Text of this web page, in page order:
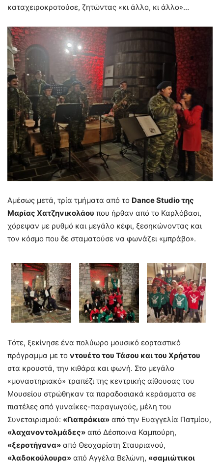
καταχειροκροτούσε, ζητώντας «κι άλλο, κι άλλο»…
Αμέσως μετά, τρία τμήματα από το Dance Studio της
Μαρίας Χατζηνικολάου που ήρθαν από το Καρλόβασι,
χόρεψαν με ρυθμό και μεγάλο κέφι, ξεσηκώνοντας και
τον κόσμο που δε σταματούσε να φωνάζει «μπράβο».
Τότε, ξεκίνησε ένα πολύωρο μουσικό εορταστικό
πρόγραμμα με το ντουέτο του Τάσου και του Χρήστου
στα κρουστά, την κιθάρα και φωνή. Στο μεγάλο
«μοναστηριακό» τραπέζι της κεντρικής αίθουσας του
Μουσείου στρώθηκαν τα παραδοσιακά κεράσματα σε
πιατέλες από γυναίκες-παραγωγούς, μέλη του
Συνεταιρισμού: «Γιαπράκια» από την Ευαγγελία Πατμίου,
«λαχανοντολμάδες» από Δέσποινα Καμπούρη,
«ξεροτήγανα» από Θεοχαρίστη Σταυριανού,
«λαδοκούλουρα» από Αγγέλα Βελώνη, «σαμιώτικοι